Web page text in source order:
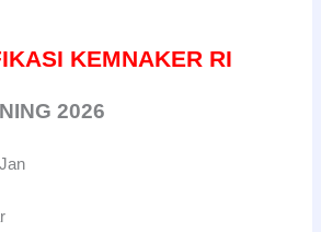
KEMNAKER RI
2026